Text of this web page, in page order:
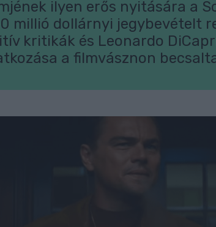
ilyen erős nyitására a
millió dollárnyi jegybevételt
kritikák és Leonardo
a filmvásznon